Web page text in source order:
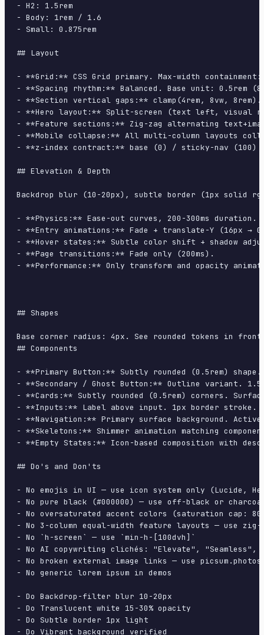
- H2: 1.5rem
- Body: 1rem / 1.6
- Small: 0.875rem
## Layout
- **Grid:** CSS Grid primary. Max-width
- **Spacing rhythm:** Balanced. Base unit: 0.5rem
- **Section vertical gaps:** clamp(4rem, 8vw, 8rem).
- **Hero layout:** Split-screen (text left, visual
- **Feature sections:** Zig-zag alternating
- **Mobile collapse:** All multi-column layouts
- **z-index contract:** base (0) / sticky-nav
## Elevation & Depth
Backdrop blur (10-20px), subtle border (1px solid
- **Physics:** Ease-out curves, 200-300ms duration.
- **Entry animations:** Fade + translate-Y (16px →
- **Hover states:** Subtle color shift + shadow
- **Page transitions:** Fade only (200ms).
- **Performance:** Only transform and opacity
## Shapes
Base corner radius: 4px. See rounded tokens in
## Components
- **Primary Button:** Subtly rounded (0.5rem)
- **Secondary / Ghost Button:** Outline variant.
- **Cards:** Subtly rounded (0.5rem) corners.
- **Inputs:** Label above input. 1px border
- **Navigation:** Primary surface background.
- **Skeletons:** Shimmer animation matching
- **Empty States:** Icon-based composition with
## Do's and Don'ts
- No emojis in UI — use icon system only (Lucide,
- No pure black (#000000) — use off-black or
- No oversaturated accent colors (saturation cap:
- No 3-column equal-width feature layouts — use zig-
- No `h-screen` — use `min-h-[100dvh]`
- No AI copywriting clichés: "Elevate", "Seamless",
- No broken external image links — use
- No generic lorem ipsum in demos
- Do Backdrop-filter blur 10-20px
- Do Translucent white 15-30% opacity
- Do Subtle border 1px light
- Do Vibrant background verified